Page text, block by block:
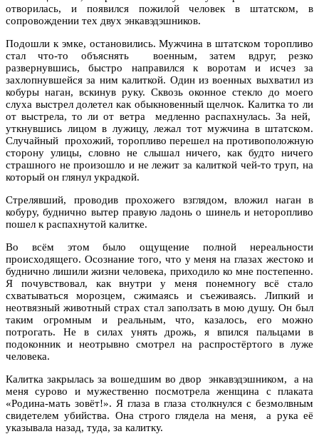
отворилась, и появился пожилой человек в штатском, в
сопровождении тех двух энкавэдэшников.
Подошли к эмке, остановились. Мужчина в штатском торопливо
стал что-то объяснять военным, затем вдруг, резко
развернувшись, быстро направился к воротам и исчез за
захлопнувшейся за ним калиткой. Один из военных выхватил из
кобуры наган, вскинув руку. Сквозь оконное стекло до моего
слуха выстрел долетел как обыкновенный щелчок. Калитка то ли
от выстрела, то ли от ветра медленно распахнулась. За ней,
уткнувшись лицом в лужицу, лежал тот мужчина в штатском.
Случайный прохожий, торопливо перешел на противоположную
сторону улицы, словно не слышал ничего, как будто ничего
страшного не произошло и не лежит за калиткой чей-то труп, на
который он глянул украдкой.
Стрелявший, проводив прохожего взглядом, вложил наган в
кобуру, буднично вытер правую ладонь о шинель и неторопливо
пошел к распахнутой калитке.
Во всём этом было ощущение полной нереальности
происходящего. Осознание того, что у меня на глазах жестоко и
буднично лишили жизни человека, приходило ко мне постепенно.
Я почувствовал, как внутри у меня понемногу всё стало
схватываться морозцем, сжимаясь и съеживаясь. Липкий и
неотвязный животный страх стал заползать в мою душу. Он был
таким огромным и реальным, что, казалось, его можно
потрогать. Не в силах унять дрожь, я впился пальцами в
подоконник и неотрывно смотрел на распростёртого в луже
человека.
Калитка закрылась за вошедшим во двор энкавэдэшником, а на
меня сурово и мужественно посмотрела женщина с плаката
«Родина-мать зовёт!». Я глаза в глаза столкнулся с безмолвным
свидетелем убийства. Она строго глядела на меня, а рука её
указывала назад, туда, за калитку.